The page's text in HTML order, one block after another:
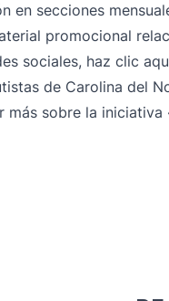
en secciones
promocional
sociales, haz clic
de Carolina del
más sobre la iniciativa